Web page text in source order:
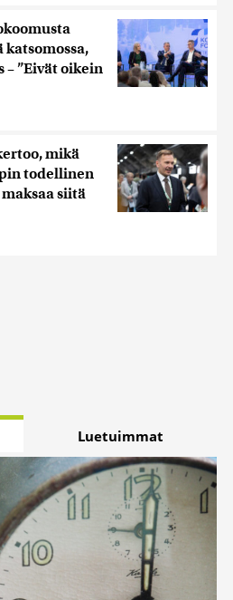
katsomossa,
”Eivät oikein
mikä
todellinen
siitä
Luetuimmat